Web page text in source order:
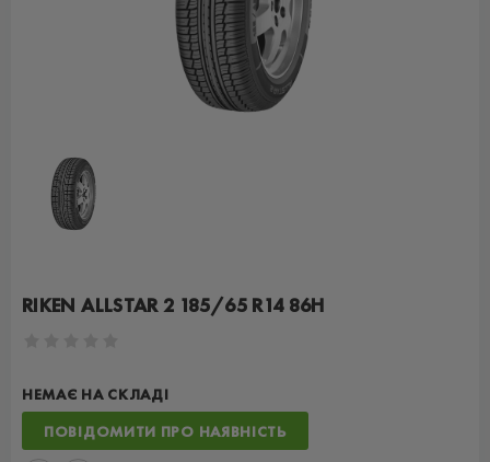
RIKEN ALLSTAR 2 185/65 R14 86H
НЕМАЄ НА СКЛАДІ
ПОВІДОМИТИ ПРО НАЯВНІСТЬ